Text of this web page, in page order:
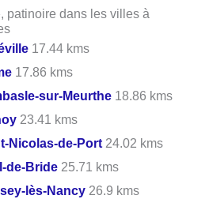
patinoire dans les villes à
17.44 kms
17.86 kms
sur-Meurthe 18.86 kms
23.41 kms
Nicolas-de-Port 24.02 kms
de-Bride 25.71 kms
lès-Nancy 26.9 kms